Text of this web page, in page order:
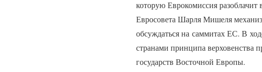
которую Еврокомиссия
Евросовета Шарля Мишеля
обсуждаться на саммитах ЕС. В
странами принципа верховенства
государств Восточной Европы.